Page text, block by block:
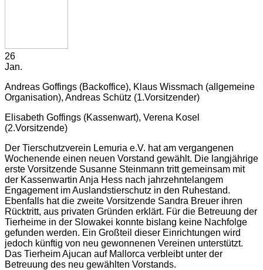
26
Jan.
Andreas Goffings (Backoffice), Klaus Wissmach (allgemeine
Organisation), Andreas Schütz (1.Vorsitzender)
Elisabeth Goffings (Kassenwart), Verena Kosel
(2.Vorsitzende)
Der Tierschutzverein Lemuria e.V. hat am vergangenen
Wochenende einen neuen Vorstand gewählt. Die langjährige
erste Vorsitzende Susanne Steinmann tritt gemeinsam mit
der Kassenwartin Anja Hess nach jahrzehntelangem
Engagement im Auslandstierschutz in den Ruhestand.
Ebenfalls hat die zweite Vorsitzende Sandra Breuer ihren
Rücktritt, aus privaten Gründen erklärt. Für die Betreuung der
Tierheime in der Slowakei konnte bislang keine Nachfolge
gefunden werden. Ein Großteil dieser Einrichtungen wird
jedoch künftig von neu gewonnenen Vereinen unterstützt.
Das Tierheim Ajucan auf Mallorca verbleibt unter der
Betreuung des neu gewählten Vorstands.